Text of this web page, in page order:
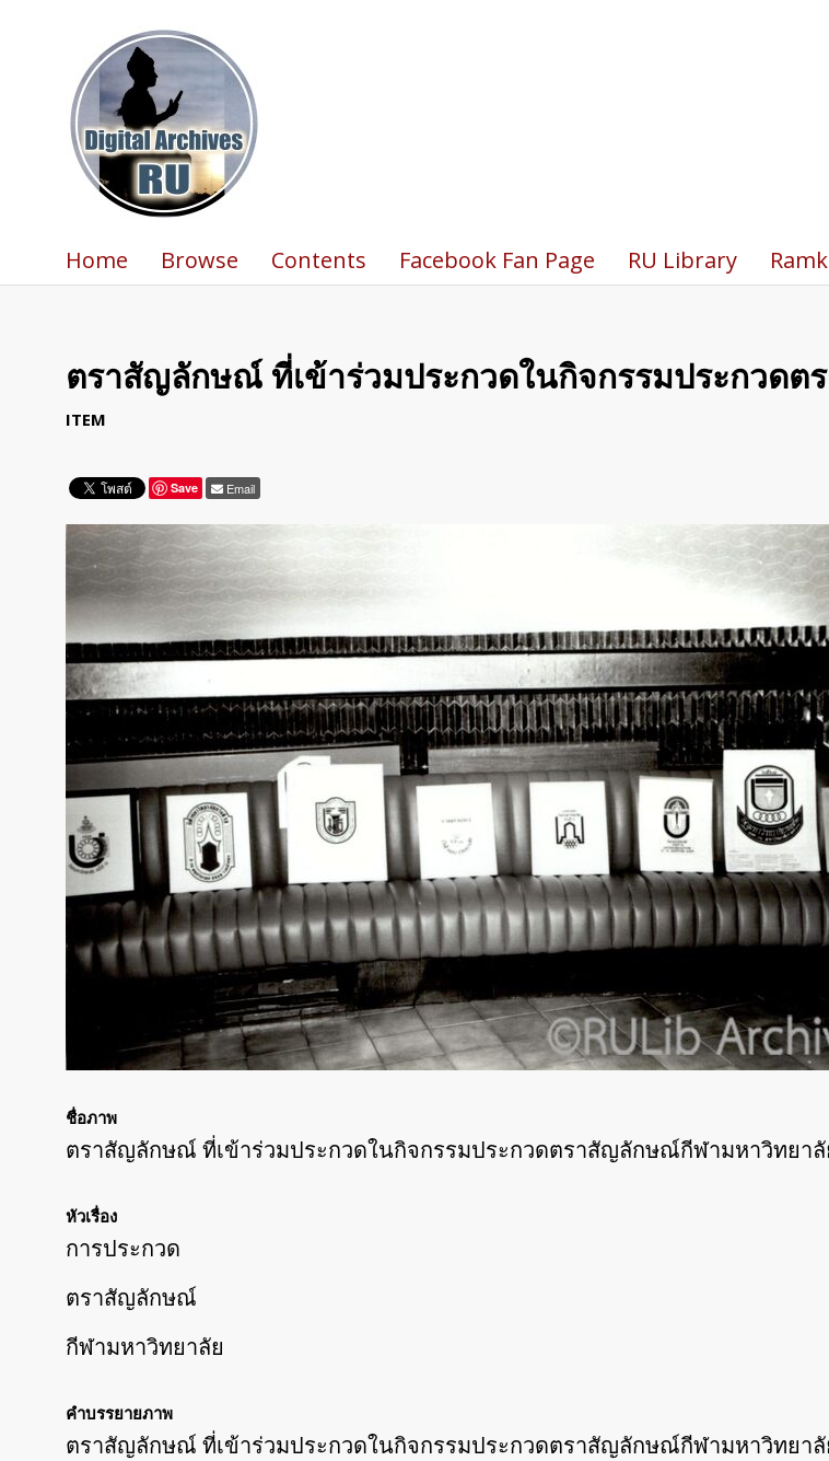
Home Browse Contents Facebook Fan Page RU Library
ตราสัญลักษณ์ ที่เข้าร่วมประกวดในกิจกรรมประกวด
ITEM
Save Email
ชื่อภาพ
ตราสัญลักษณ์ ที่เข้าร่วมประกวดในกิจกรรมประกวดตราสัญลักษณ์กีฬามหาวิทยาลั
หัวเรื่อง
การประกวด
ตราสัญลักษณ์
กีฬามหาวิทยาลัย
คำบรรยายภาพ
ตราสัญลักษณ์ ที่เข้าร่วมประกวดในกิจกรรมประกวดตราสัญลักษณ์กีฬามหาวิทยา